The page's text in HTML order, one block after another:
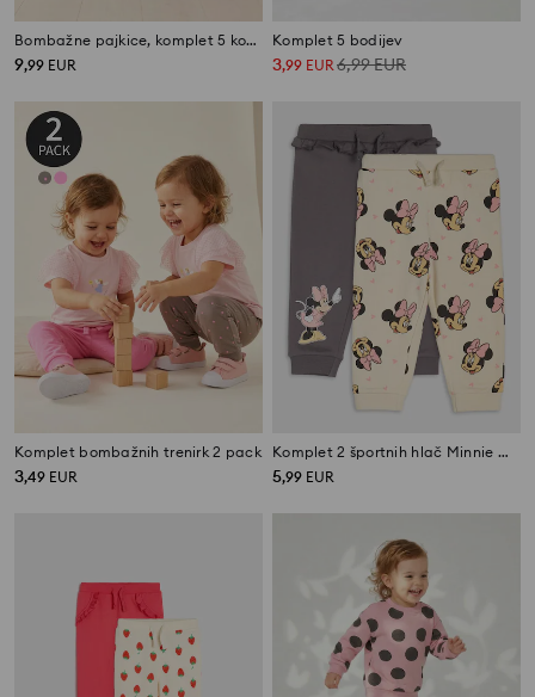
Bombažne pajkice, komplet 5 kosov
9,99 EUR
Komplet 5 bodijev
3,99 EUR6,99EUR
Komplet bombažnih trenirk 2 pack
3,49 EUR
Komplet 2 športnih hlač Minnie Mouse
5,99 EUR